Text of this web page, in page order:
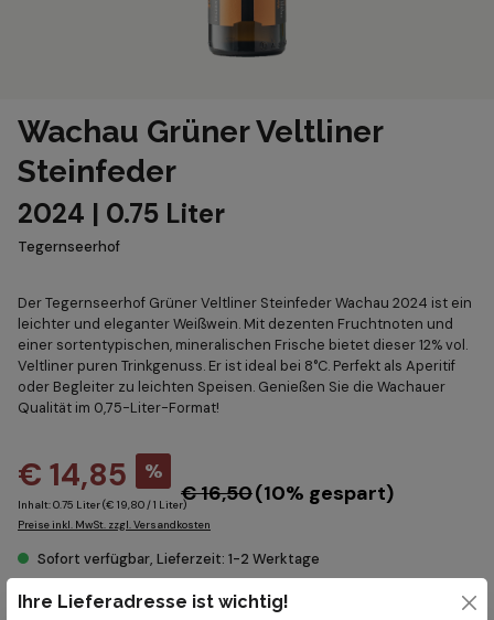
Wachau Grüner Veltliner
Steinfeder
2024 | 0.75 Liter
Tegernseerhof
Der Tegernseerhof Grüner Veltliner Steinfeder Wachau 2024 ist ein
leichter und eleganter Weißwein. Mit dezenten Fruchtnoten und
einer sortentypischen, mineralischen Frische bietet dieser 12% vol.
Veltliner puren Trinkgenuss. Er ist ideal bei 8°C. Perfekt als Aperitif
oder Begleiter zu leichten Speisen. Genießen Sie die Wachauer
Qualität im 0,75-Liter-Format!
€ 14,85
%
€ 16,50(10% gespart)
Inhalt:0.75 Liter(€ 19,80 / 1 Liter)
Preise inkl. MwSt. zzgl. Versandkosten
Sofort verfügbar, Lieferzeit: 1-2 Werktage
Produkt Anzahl: Gib den gewünschten Wert ein oder benutze die Schaltflächen um die Anzahl
Flasche
Ihre Lieferadresse ist wichtig!